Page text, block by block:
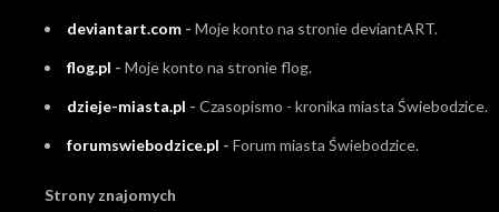
deviantart.com - Moje konto na stronie deviantART.
flog.pl - Moje konto na stronie flog.
dzieje-miasta.pl - Czasopismo - kronika miasta Świebodzice.
forumswiebodzice.pl - Forum miasta Świebodzice.
Strony znajomych